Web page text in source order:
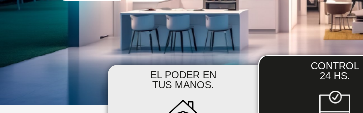
EL PODER EN
TUS MANOS.
CONTROL
24 HS.